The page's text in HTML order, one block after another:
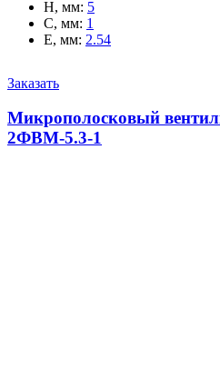
H, мм: 5
C, мм: 1
E, мм: 2.54
Заказать
Микрополосковый
2ФВМ-5.3-1